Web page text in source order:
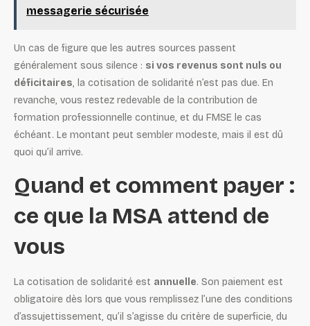
messagerie sécurisée
Un cas de figure que les autres sources passent
généralement sous silence : si vos revenus sont nuls ou
déficitaires, la cotisation de solidarité n’est pas due. En
revanche, vous restez redevable de la contribution de
formation professionnelle continue, et du FMSE le cas
échéant. Le montant peut sembler modeste, mais il est dû
quoi qu’il arrive.
Quand et comment payer :
ce que la MSA attend de
vous
La cotisation de solidarité est annuelle. Son paiement est
obligatoire dès lors que vous remplissez l’une des conditions
d’assujettissement, qu’il s’agisse du critère de superficie, du